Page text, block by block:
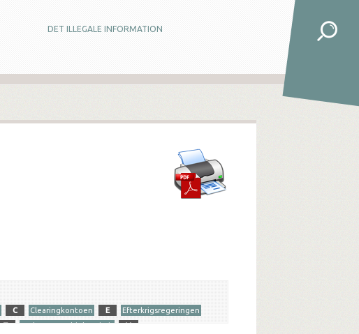
DET ILLEGALE INFORMATION
C Clearingkontoen E
Efterkrigsregeringen
T Tyske gengældelsesdrab
V